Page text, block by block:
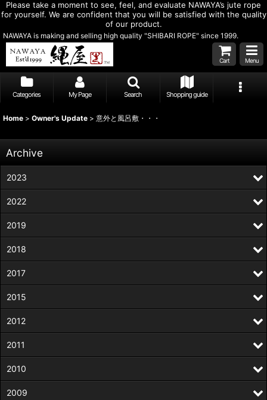
Please take a moment to see, feel, and evaluate NAWAYA’s jute rope
for yourself. We are confident that you will be satisfied with the quality
of our product.
NAWAYA is making and selling high quality "SHIBARI ROPE" since 1999.
Cart Menu
Categories My Page Search Shopping guide
Home > Owner's Update > 意外と風呂敷・・・
Archive
2023
2022
2019
2018
2017
2015
2012
2011
2010
2009